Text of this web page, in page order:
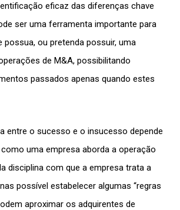
eficaz das diferenças chave
ser uma ferramenta importante para
possua, ou pretenda possuir, uma
de M&A, possibilitando
passados apenas quando estes
entre o sucesso e o insucesso depende
uma empresa aborda a operação
disciplina com que a empresa trata a
possível estabelecer algumas “regras
aproximar os adquirentes de